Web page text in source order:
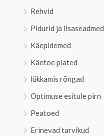
Rehvid
Pidurid ja lisaseadmed
Käepidemed
Käetoe plated
lükkamis rõngad
Optimuse esitule pirn
Peatoed
Erinevad tarvikud